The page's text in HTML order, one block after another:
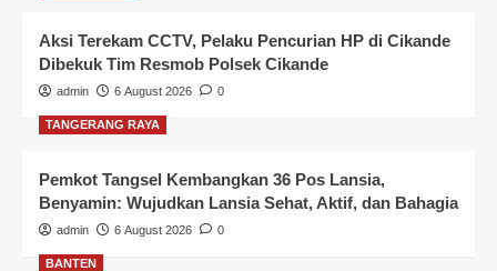
Aksi Terekam CCTV, Pelaku Pencurian HP di Cikande
Dibekuk Tim Resmob Polsek Cikande
admin 6 August 2026 0
TANGERANG RAYA
Pemkot Tangsel Kembangkan 36 Pos Lansia,
Benyamin: Wujudkan Lansia Sehat, Aktif, dan Bahagia
admin 6 August 2026 0
BANTEN